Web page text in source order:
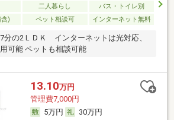
二人暮らし
バス・トイレ別
)
ペット相談可 インターネット無料
分の2ＬＤＫ インターネットは光対応、
可能 ペットも相談可能
13.10万円
管理費7,000円
5万円
30万円